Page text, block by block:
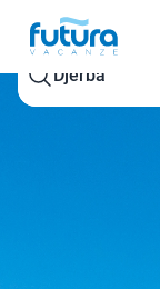
Djerba